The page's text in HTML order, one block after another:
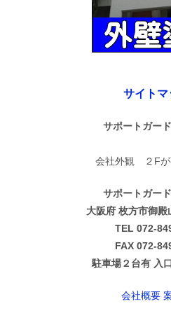
サイトマ
サポートガー
会社外観 ２Fが
サポートガー
大阪府 枚方市御
TEL 072-
FAX 072-
駐車場２台有 入
会社概要